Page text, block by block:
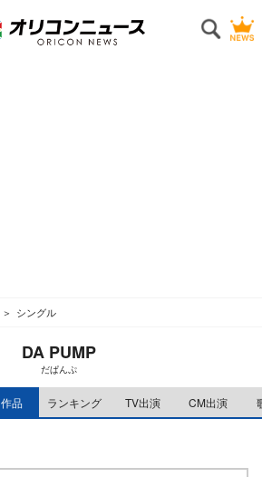
シングル
DA PUMP
だぱんぷ
作品 ランキング TV出演 CM出演